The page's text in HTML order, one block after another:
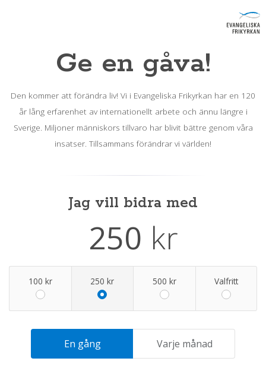
Ge en gåva!
Den kommer att förändra liv! Vi i Evangeliska Frikyrkan har en 120
år lång erfarenhet av internationellt arbete och ännu längre i
Sverige. Miljoner människors tillvaro har blivit bättre genom våra
insatser. Tillsammans förändrar vi världen!
Jag vill bidra med
250 kr
100 kr 250 kr 500 kr Valfritt
En gång Varje månad